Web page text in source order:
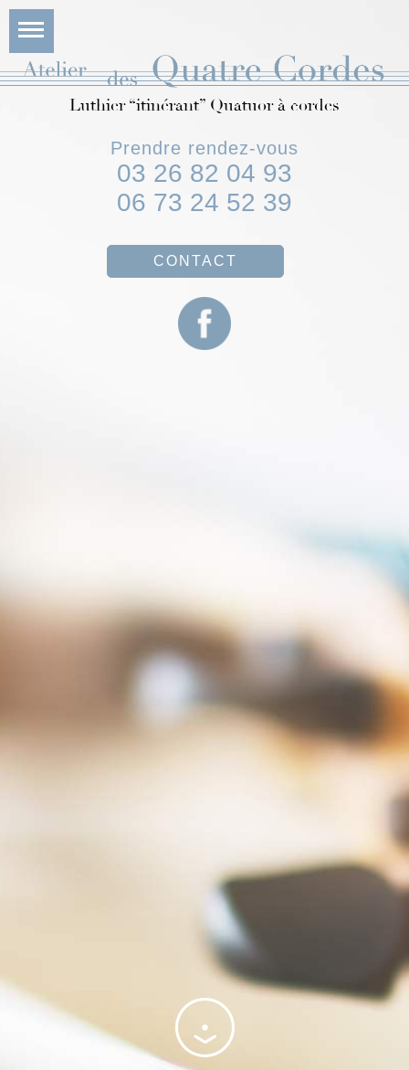
Luthier “itinérant” Quatuor à cordes
Prendre rendez-vous
03 26 82 04 93
06 73 24 52 39
CONTACT